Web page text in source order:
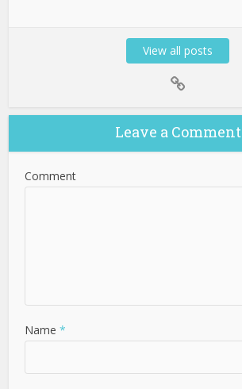
View all posts
Leave a Comment
Comment
Name *